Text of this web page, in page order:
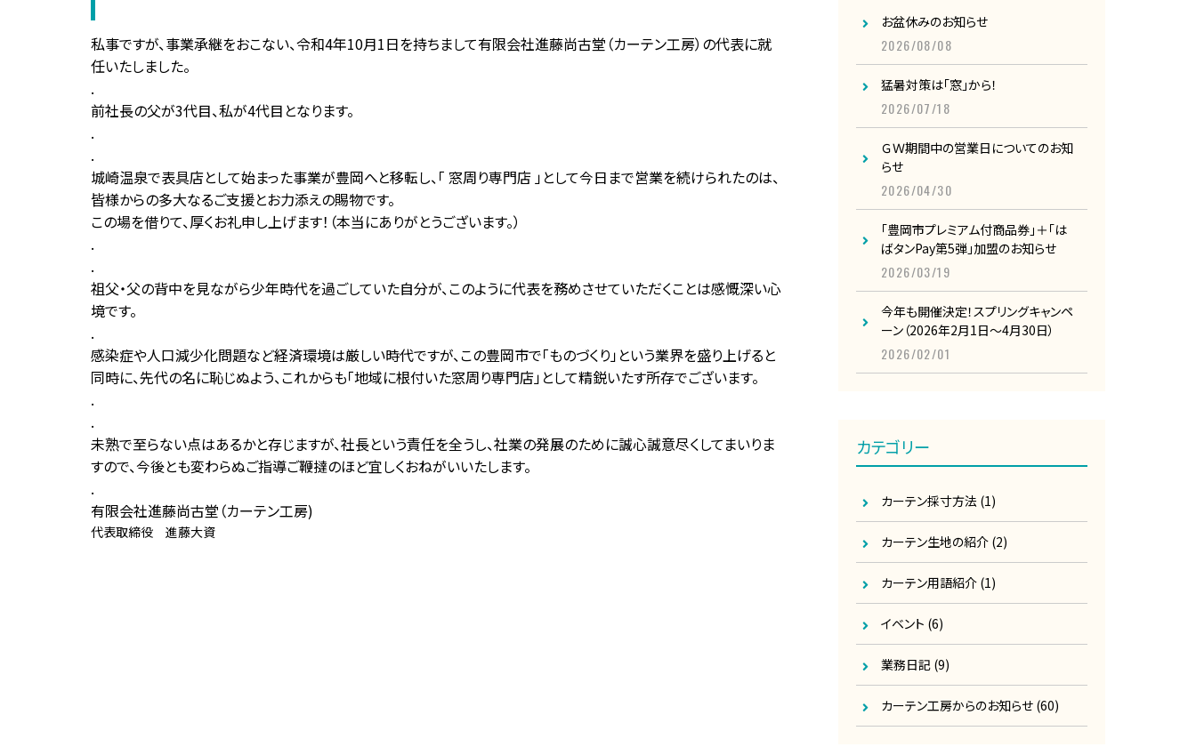
私事ですが、事業承継をおこない、令和4年10月1日を持ちまして有限会社進藤尚古堂（カーテン工房）の代表に就
任いたしました。
.
前社長の父が3代目、私が4代目となります。
.
.
城崎温泉で表具店として始まった事業が豊岡へと移転し、「 窓周り専門店 」として今日まで営業を続けられたのは、
皆様からの多大なるご支援とお力添えの賜物です。
この場を借りて、厚くお礼申し上げます！（本当にありがとうございます。）
.
.
祖父・父の背中を見ながら少年時代を過ごしていた自分が、このように代表を務めさせていただくことは感慨深い心
境です。
.
感染症や人口減少化問題など経済環境は厳しい時代ですが、この豊岡市で「ものづくり」という業界を盛り上げると
同時に、先代の名に恥じぬよう、これからも「地域に根付いた窓周り専門店」として精鋭いたす所存でございます。
.
.
未熟で至らない点はあるかと存じますが、社長という責任を全うし、社業の発展のために誠心誠意尽くしてまいりま
すので、今後とも変わらぬご指導ご鞭撻のほど宜しくおねがいいたします。
.
有限会社進藤尚古堂（カーテン工房)
代表取締役 進藤大資
お盆休みのお知らせ
2026/08/08
猛暑対策は「窓」から！
2026/07/18
ＧＷ期間中の営業日についてのお知
らせ
2026/04/30
「豊岡市プレミアム付商品券」＋「は
ばタンPay第5弾」加盟のお知らせ
2026/03/19
今年も開催決定！スプリングキャンペ
ーン（2026年2月1日～4月30日）
2026/02/01
カテゴリー
カーテン採寸方法 (1)
カーテン生地の紹介 (2)
カーテン用語紹介 (1)
イベント (6)
業務日記 (9)
カーテン工房からのお知らせ (60)